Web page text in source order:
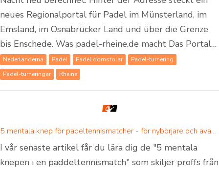
neues Regionalportal für Padel im Münsterland, im
Emsland, im Osnabrücker Land und über die Grenze
bis Enschede. Was padel-rheine.de macht Das Portal…
Nederländerna Padel Padel domstolar
Padel-turnering
Padel-turneringar
Rheine
5 mentala knep för padeltennismatcher - för nybörjare och avancerade padelspelare
I vår senaste artikel får du lära dig de "5 mentala
knepen i en paddeltennismatch" som skiljer proffs från